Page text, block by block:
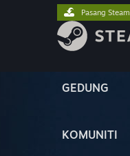
GEDUNG
KOMUNITI
Pasang Steam